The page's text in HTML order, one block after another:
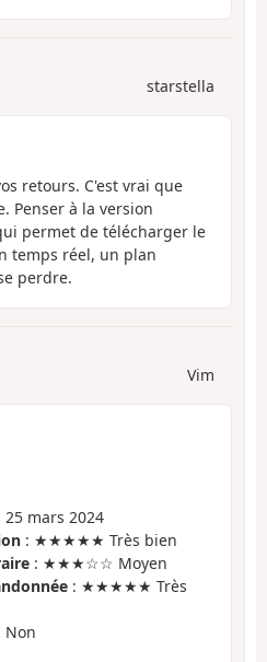
starstella
retours. C'est vrai que
Penser à la version
permet de télécharger le
temps réel, un plan
perdre.
Vim
25 mars 2024
: ★★★★★ Très bien
: ★★★☆☆ Moyen
: ★★★★★ Très
Non